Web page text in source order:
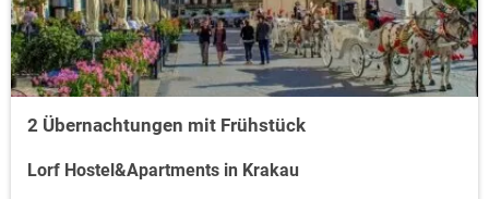
2 Übernachtungen mit Frühstück
Lorf Hostel&Apartments in Krakau